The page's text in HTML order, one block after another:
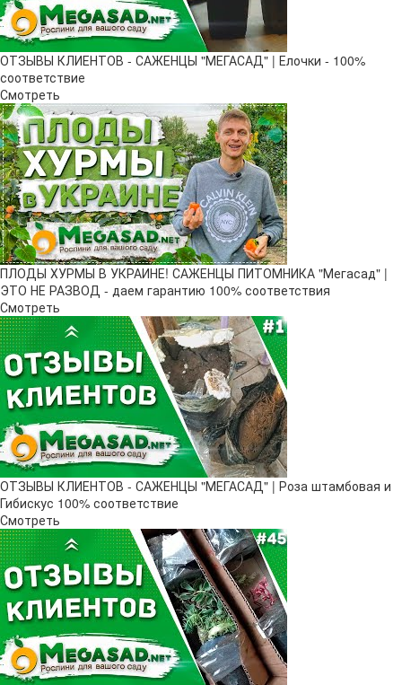
ОТЗЫВЫ КЛИЕНТОВ - САЖЕНЦЫ "МЕГАСАД" | Елочки - 100%
соответствие
Смотреть
ПЛОДЫ ХУРМЫ В УКРАИНЕ! САЖЕНЦЫ ПИТОМНИКА "Мегасад" |
ЭТО НЕ РАЗВОД - даем гарантию 100% соответствия
Смотреть
ОТЗЫВЫ КЛИЕНТОВ - САЖЕНЦЫ "МЕГАСАД" | Роза штамбовая и
Гибискус 100% соответствие
Смотреть